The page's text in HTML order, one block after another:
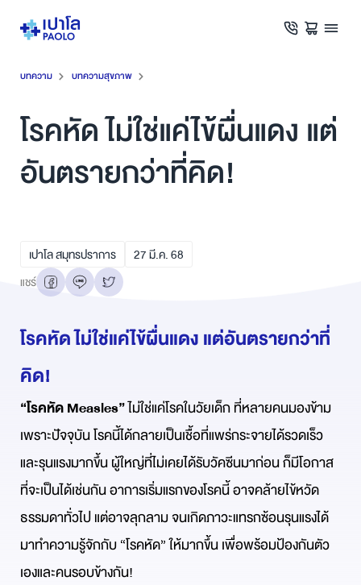
บทความ บทความสุขภาพ
โรคหัด ไม่ใช่แค่ไข้ผื่นแดง แต่
อันตรายกว่าที่คิด!
เปาโล สมุทรปราการ 27มี.ค.68
แชร์
โรคหัด ไม่ใช่แค่ไข้ผื่นแดง แต่อันตรายกว่าที่
คิด!
“โรคหัดMeasles”ไม่ใช่แค่โรคในวัยเด็ก ที่หลายคนมองข้าม
เพราะปัจจุบัน โรคนี้ได้กลายเป็นเชื้อที่แพร่กระจายได้รวดเร็ว
และรุนแรงมากขึ้น ผู้ใหญ่ที่ไม่เคยได้รับวัคซีนมาก่อน ก็มีโอกาส
ที่จะเป็นได้เช่นกัน อาการเริ่มแรกของโรคนี้ อาจคล้ายไข้หวัด
ธรรมดาทั่วไป แต่อาจลุกลาม จนเกิดภาวะแทรกซ้อนรุนแรงได้
มาทำความรู้จักกับ “โรคหัด” ให้มากขึ้น เพื่อพร้อมป้องกันตัว
เองและคนรอบข้างกัน!